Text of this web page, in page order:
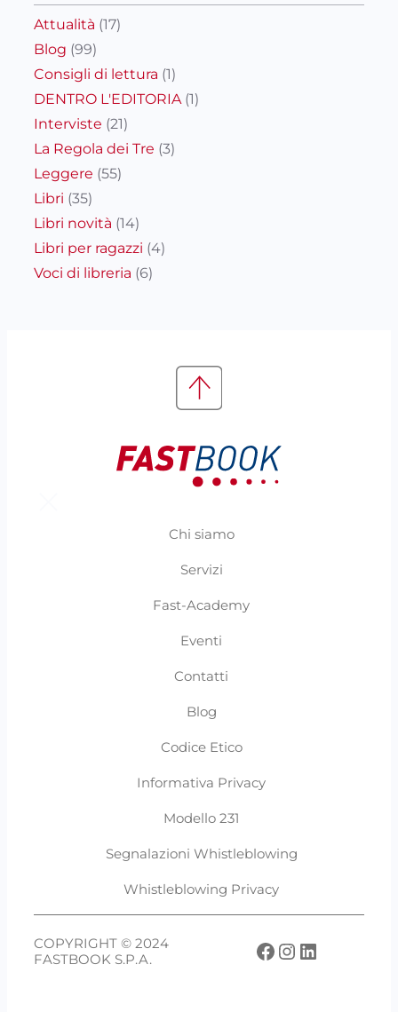
Attualità (17)
Blog (99)
Consigli di lettura (1)
DENTRO L'EDITORIA(1)
Interviste (21)
La Regola dei Tre (3)
Leggere (55)
Libri (35)
Libri novità (14)
Libri per ragazzi (4)
Voci di libreria (6)
Chi siamo
Servizi
Fast-Academy
Eventi
Contatti
Blog
Codice Etico
Informativa Privacy
Modello 231
Segnalazioni Whistleblowing
Whistleblowing Privacy
COPYRIGHT © 2024
FASTBOOK S.P.A.
Facebook
Instagram
LinkedIn